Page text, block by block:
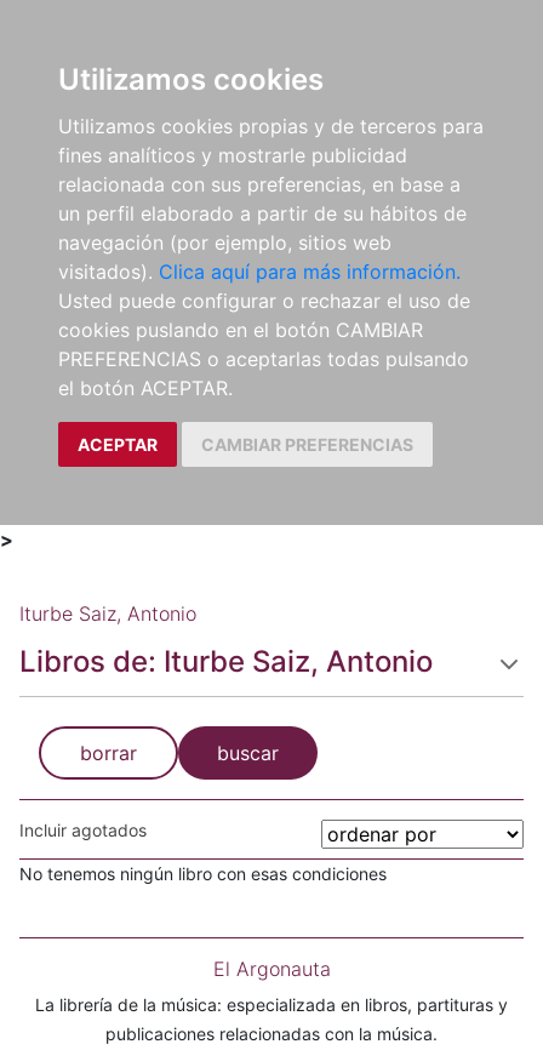
Utilizamos cookies
Utilizamos cookies propias y de terceros para
fines analíticos y mostrarle publicidad
relacionada con sus preferencias, en base a
un perfil elaborado a partir de su hábitos de
navegación (por ejemplo, sitios web
visitados). Clica aquí para más información.
Usted puede configurar o rechazar el uso de
cookies puslando en el botón CAMBIAR
PREFERENCIAS o aceptarlas todas pulsando
el botón ACEPTAR.
ACEPTAR CAMBIAR PREFERENCIAS
>
Iturbe Saiz, Antonio
Libros de: Iturbe Saiz, Antonio
borrar buscar
Incluir agotados
No tenemos ningún libro con esas condiciones
El Argonauta
La librería de la música: especializada en libros, partituras y
publicaciones relacionadas con la música.